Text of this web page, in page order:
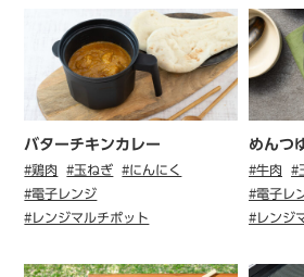
バターチキンカレー
#鶏肉 #玉ねぎ
#にんにく
#電子レンジ
#レンジマルチポット
めんつ
#牛肉 #
#電子レ
#レンジ